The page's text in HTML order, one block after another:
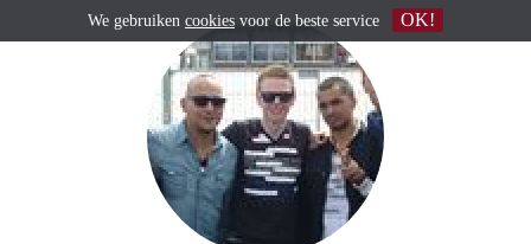
We gebruiken cookies voor de beste service OK!